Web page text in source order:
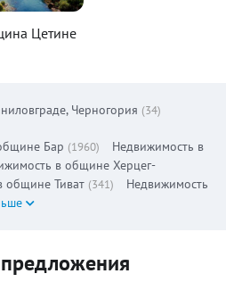
Цетине
Черногория (34)
Бар (1960)
Недвижимость в
в общине Херцег-
общине Тиват (341)
Недвижимость